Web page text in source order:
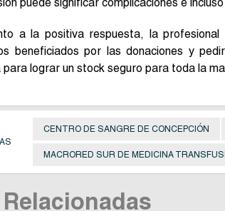
a la positiva respuesta, la
beneficiados por las donaciones y
para lograr un stock seguro para toda la
CENTRO DE SANGRE DE CONCEPCIÓN
MACRORED SUR DE MEDICINA